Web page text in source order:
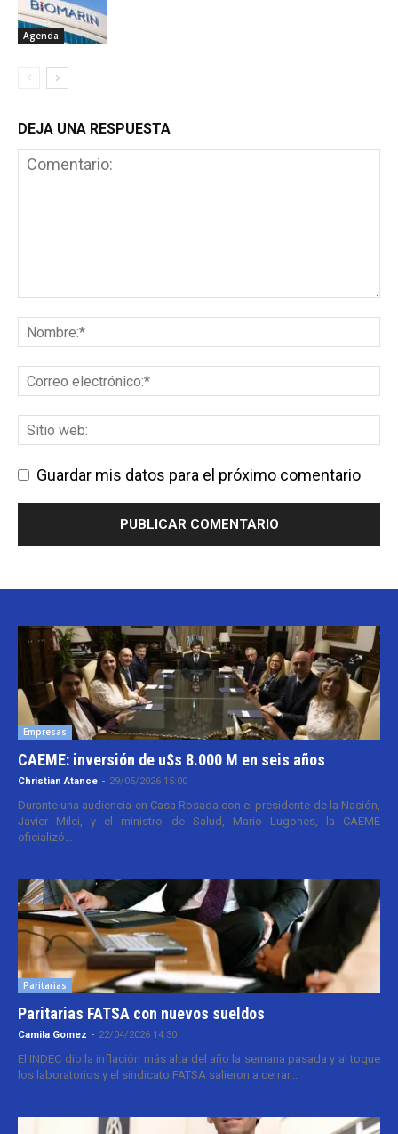
Agenda
DEJA UNA RESPUESTA
Guardar mis datos para el próximo comentario
Empresas
CAEME: inversión de u$s 8.000 M en seis años
Christian Atance - 29/05/2026 15:00
Durante una audiencia en Casa Rosada con el presidente de la Nación,
Javier Milei, y el ministro de Salud, Mario Lugones, la CAEME
oficializó...
Paritarias
Paritarias FATSA con nuevos sueldos
Camila Gomez - 22/04/2026 14:30
El INDEC dio la inflación más alta del año la semana pasada y al toque
los laboratorios y el sindicato FATSA salieron a cerrar...